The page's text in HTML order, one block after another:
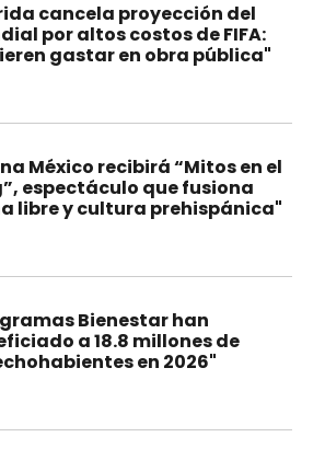
cancela proyección del
por altos costos de FIFA:
gastar en obra pública"
México recibirá “Mitos en el
espectáculo que fusiona
libre y cultura prehispánica"
Bienestar han
a 18.8 millones de
en 2026"